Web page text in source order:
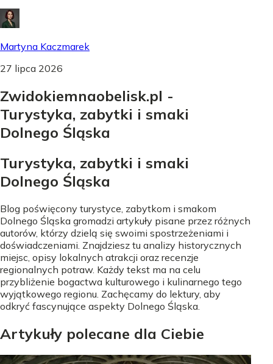
Martyna Kaczmarek
27 lipca 2026
Zwidokiemnaobelisk.pl -
Turystyka, zabytki i smaki
Dolnego Śląska
Turystyka, zabytki i smaki
Dolnego Śląska
Blog poświęcony turystyce, zabytkom i smakom
Dolnego Śląska gromadzi artykuły pisane przez różnych
autorów, którzy dzielą się swoimi spostrzeżeniami i
doświadczeniami. Znajdziesz tu analizy historycznych
miejsc, opisy lokalnych atrakcji oraz recenzje
regionalnych potraw. Każdy tekst ma na celu
przybliżenie bogactwa kulturowego i kulinarnego tego
wyjątkowego regionu. Zachęcamy do lektury, aby
odkryć fascynujące aspekty Dolnego Śląska.
Artykuły polecane dla Ciebie